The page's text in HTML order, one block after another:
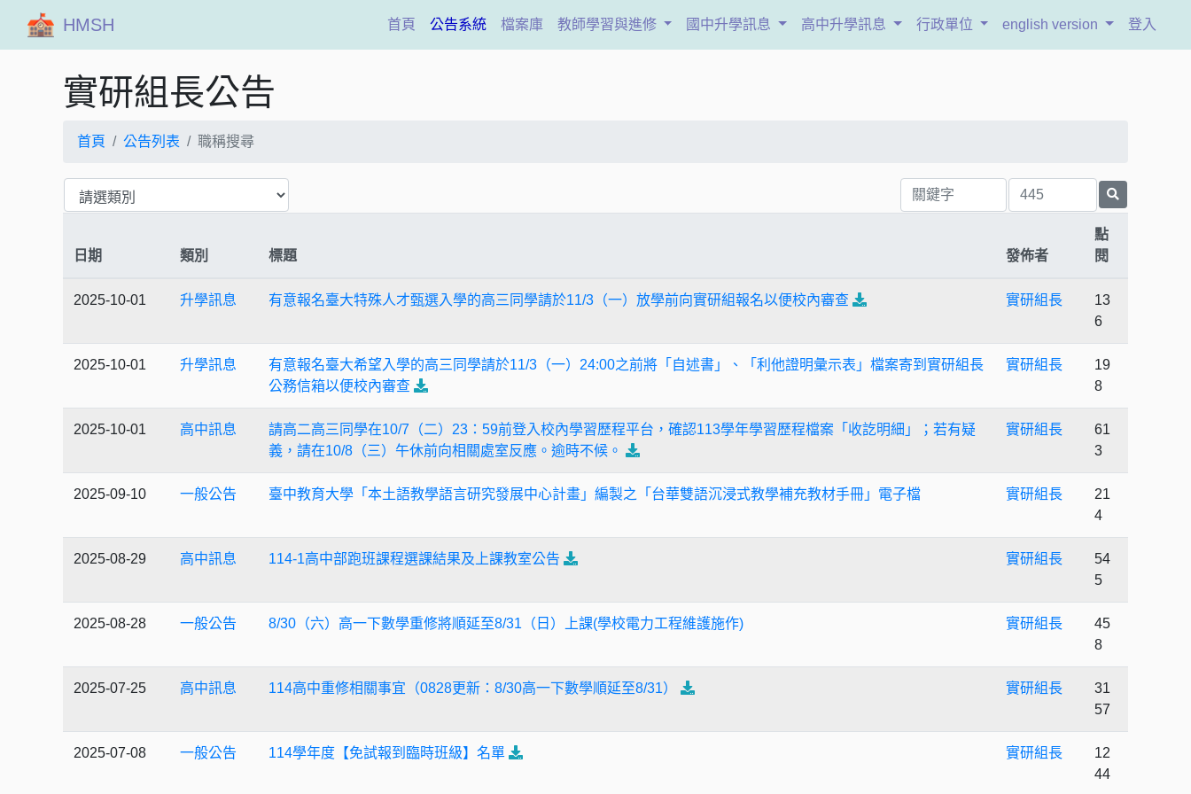
HMSH 首頁(current)
公告系統 檔案庫 教師學習與進修 國中升學訊息 高中升學訊息 行政單位 english version 登入
實研組長公告
首頁 公告列表 職稱搜尋
日期 類別 標題 發佈者
點
閱
2025-10-01 升學訊息 有意報名臺大特殊人才甄選入學的高三同學請於11/3（一）放學前向實研組報名以便校內審查 實研組長
13
6
2025-10-01 升學訊息
有意報名臺大希望入學的高三同學請於11/3（一）24:00之前將「自述書」、「利他證明彙示表」檔案寄到實研組長
公務信箱以便校內審查
實研組長
19
8
2025-10-01 高中訊息
請高二高三同學在10/7（二）23：59前登入校內學習歷程平台，確認113學年學習歷程檔案「收訖明細」；若有疑
義，請在10/8（三）午休前向相關處室反應。逾時不候。
實研組長
61
3
2025-09-10 一般公告 臺中教育大學「本土語教學語言研究發展中心計畫」編製之「台華雙語沉浸式教學補充教材手冊」電子檔 實研組長
21
4
2025-08-29 高中訊息 114-1高中部跑班課程選課結果及上課教室公告 實研組長
54
5
2025-08-28 一般公告 8/30（六）高一下數學重修將順延至8/31（日）上課(學校電力工程維護施作) 實研組長
45
8
2025-07-25 高中訊息 114高中重修相關事宜（0828更新：8/30高一下數學順延至8/31） 實研組長
31
57
2025-07-08 一般公告 114學年度【免試報到臨時班級】名單 實研組長
12
44